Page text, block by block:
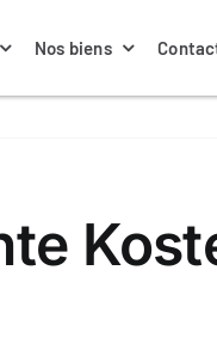
Nos biens